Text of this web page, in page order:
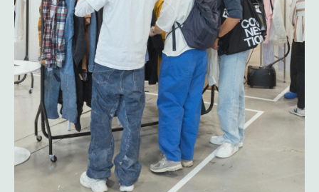
Copenhagen Fashion Week © Victor Jones